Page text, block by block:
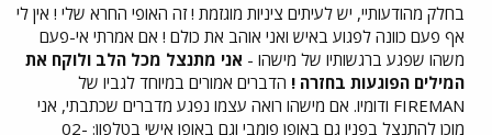
בחלק מהודעותיי, יש לעיתים ציניות מוגזמת ! זה האופי החרא שלי ! אין לי
אף פעם כוונה לפגוע באיש ואני אוהב את כולם ! אם אמרתי אי-פעם
משהו שפגע ברגשותיו של מישהו - אני מתנצל מכל הלב ולוקח את
המילים הפוגעות בחזרה ! הדברים אמורים במיוחד לגביו של
FIREMAN ודומיו. אם מישהו רואה עצמו נפגע מדברים שכתבתי, אני
מוכן להתנצל בפניו גם באופן פומבי וגם באופן אישי בטלפון: 02-